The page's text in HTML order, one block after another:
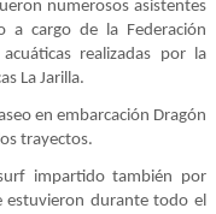
numerosos asistentes
a cargo de la Federación
realizadas por la
La Jarilla.
en embarcación Dragón
trayectos.
impartido también por
estuvieron durante todo el